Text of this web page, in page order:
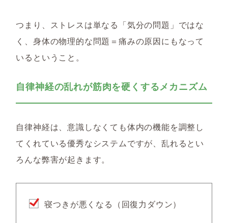
つまり、ストレスは単なる「気分の問題」ではな
く、 身体の物理的な問題＝痛みの原因にもなって
いるということ。
自律神経の乱れが筋肉を硬くするメカニズム
自律神経は、意識しなくても体内の機能を調整し
てくれている優秀なシステムですが、乱れるとい
ろんな弊害が起きます。
寝つきが悪くなる（回復力ダウン）